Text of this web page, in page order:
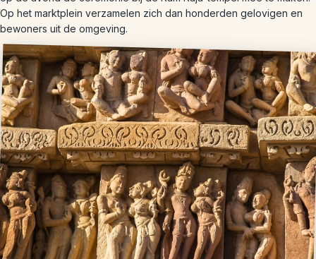
Op het marktplein verzamelen zich dan honderden gelovigen en
bewoners uit de omgeving.